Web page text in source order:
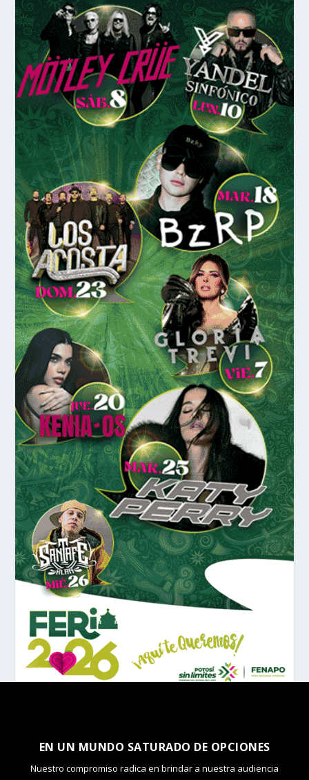
EN UN MUNDO SATURADO DE OPCIONES
Nuestro compromiso radica en brindar a nuestra audiencia